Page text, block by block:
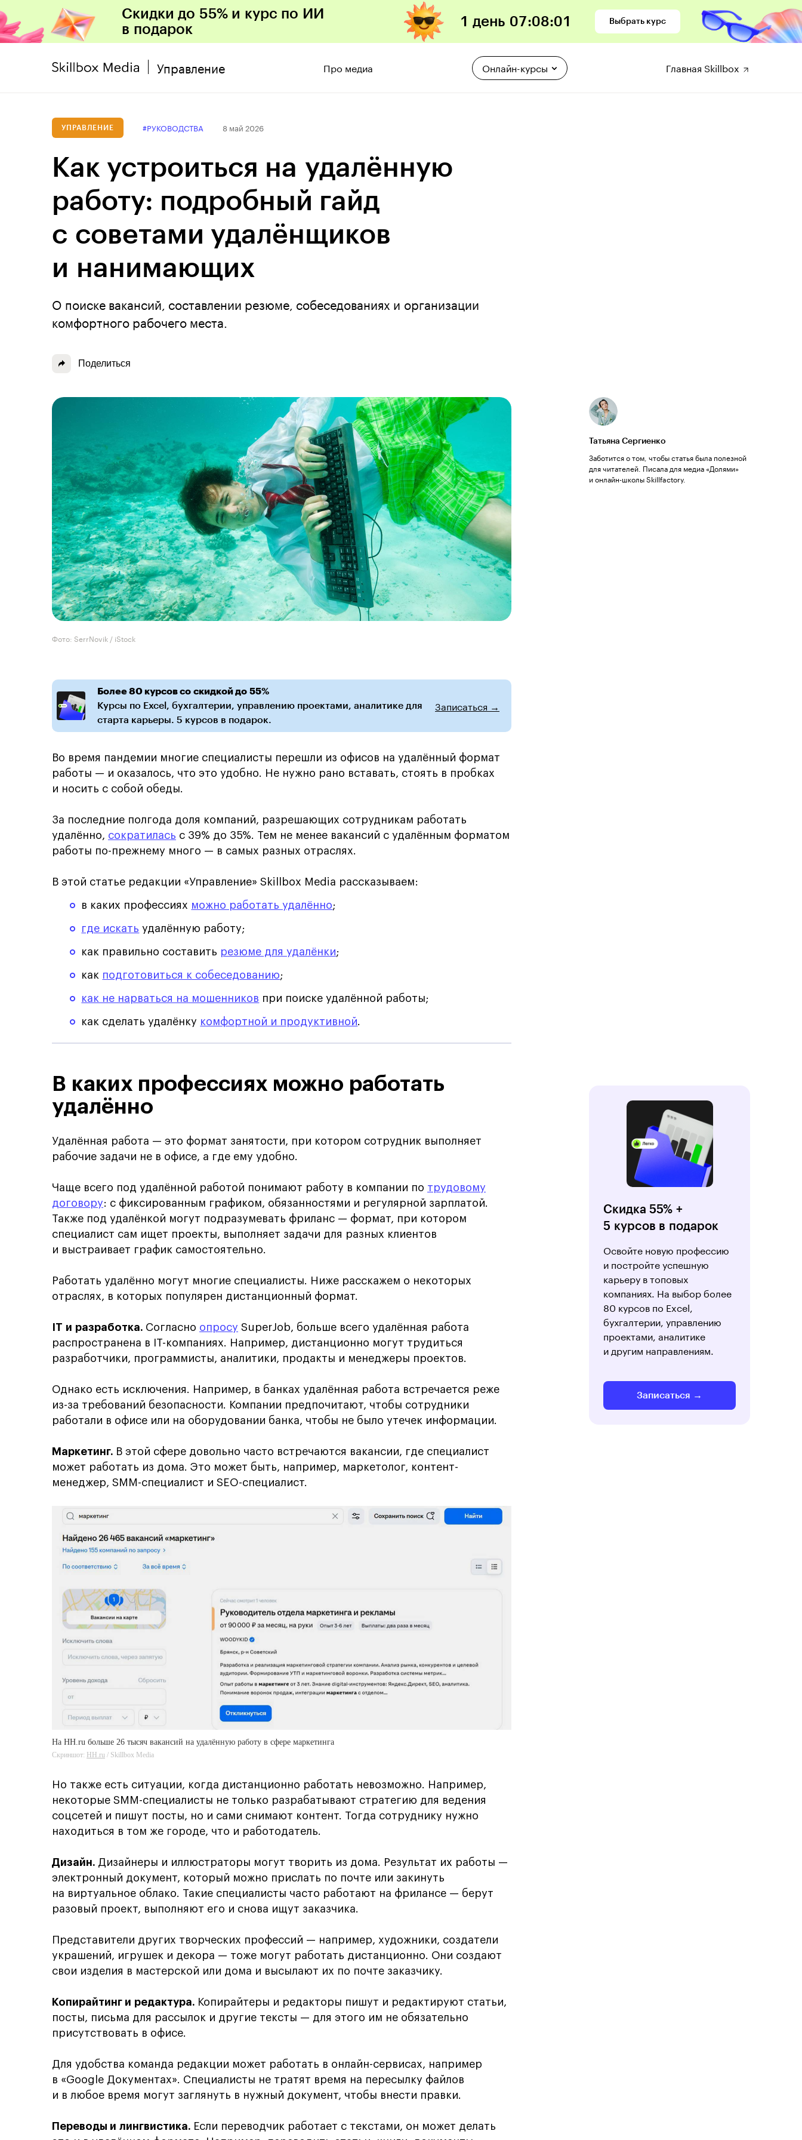
Скидки до 55% и курс по ИИ
в подарок
1 день 07:08:00 Выбрать курс
Управление Про медиа Онлайн-курсы Главная Skillbox
УПРАВЛЕНИЕ #РУКОВОДСТВА 8 май 2026
Как устроиться на удалённую
работу: подробный гайд
с советами удалёнщиков
и нанимающих
О поиске вакансий, составлении резюме, собеседованиях и организации
комфортного рабочего места.
Поделиться
Фото: SerrNovik / iStock
Татьяна Сергиенко
Заботится о том, чтобы статья была полезной
для читателей. Писала для медиа «Долями»
и онлайн-школы Skillfactory.
Скидка 55% +
5 курсов в подарок
Освойте новую профессию
и постройте успешную
карьеру в топовых
компаниях. На выбор более
80 курсов по Excel,
бухгалтерии, управлению
проектами, аналитике
и другим направлениям.
Записаться →
Более 80 курсов со скидкой до 55%
Курсы по Excel, бухгалтерии, управлению проектами, аналитике для
старта карьеры. 5 курсов в подарок.
Записаться →
Во время пандемии многие специалисты перешли из офисов на удалённый формат
работы — и оказалось, что это удобно. Не нужно рано вставать, стоять в пробках
и носить с собой обеды.
За последние полгода доля компаний, разрешающих сотрудникам работать
удалённо, сократилась с 39% до 35%. Тем не менее вакансий с удалённым форматом
работы по-прежнему много — в самых разных отраслях.
В этой статье редакции «Управление» Skillbox Media рассказываем:
в каких профессиях можно работать удалённо;
где искать удалённую работу;
как правильно составить резюме для удалёнки;
как подготовиться к собеседованию;
как не нарваться на мошенников при поиске удалённой работы;
как сделать удалёнку комфортной и продуктивной.
В каких профессиях можно работать
удалённо
Удалённая работа — это формат занятости, при котором сотрудник выполняет
рабочие задачи не в офисе, а где ему удобно.
Чаще всего под удалённой работой понимают работу в компании по трудовому
договору: с фиксированным графиком, обязанностями и регулярной зарплатой.
Также под удалёнкой могут подразумевать фриланс — формат, при котором
специалист сам ищет проекты, выполняет задачи для разных клиентов
и выстраивает график самостоятельно.
Работать удалённо могут многие специалисты. Ниже расскажем о некоторых
отраслях, в которых популярен дистанционный формат.
IT и разработка. Согласно опросу SuperJob, больше всего удалённая работа
распространена в IT-компаниях. Например, дистанционно могут трудиться
разработчики, программисты, аналитики, продакты и менеджеры проектов.
Однако есть исключения. Например, в банках удалённая работа встречается реже
из-за требований безопасности. Компании предпочитают, чтобы сотрудники
работали в офисе или на оборудовании банка, чтобы не было утечек информации.
Маркетинг. В этой сфере довольно часто встречаются вакансии, где специалист
может работать из дома. Это может быть, например, маркетолог, контент-
менеджер, SMM-специалист и SEO-специалист.
На HH.ru больше 26 тысяч вакансий на удалённую работу в сфере маркетинга
Скриншот: HH.ru / Skillbox Media
Но также есть ситуации, когда дистанционно работать невозможно. Например,
некоторые SMM-специалисты не только разрабатывают стратегию для ведения
соцсетей и пишут посты, но и сами снимают контент. Тогда сотруднику нужно
находиться в том же городе, что и работодатель.
Дизайн. Дизайнеры и иллюстраторы могут творить из дома. Результат их работы —
электронный документ, который можно прислать по почте или закинуть
на виртуальное облако. Такие специалисты часто работают на фрилансе — берут
разовый проект, выполняют его и снова ищут заказчика.
Представители других творческих профессий — например, художники, создатели
украшений, игрушек и декора — тоже могут работать дистанционно. Они создают
свои изделия в мастерской или дома и высылают их по почте заказчику.
Копирайтинг и редактура. Копирайтеры и редакторы пишут и редактируют статьи,
посты, письма для рассылок и другие тексты — для этого им не обязательно
присутствовать в офисе.
Для удобства команда редакции может работать в онлайн-сервисах, например
в «Google Документах». Специалисты не тратят время на пересылку файлов
и в любое время могут заглянуть в нужный документ, чтобы внести правки.
Переводы и лингвистика. Если переводчик работает с текстами, он может делать